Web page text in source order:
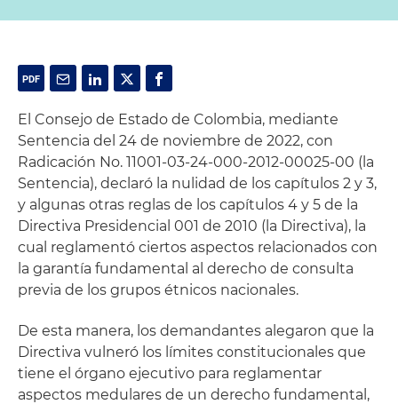
El Consejo de Estado de Colombia, mediante
Sentencia del 24 de noviembre de 2022, con
Radicación No. 11001-03-24-000-2012-00025-00 (la
Sentencia), declaró la nulidad de los capítulos 2 y 3,
y algunas otras reglas de los capítulos 4 y 5 de la
Directiva Presidencial 001 de 2010 (la Directiva), la
cual reglamentó ciertos aspectos relacionados con
la garantía fundamental al derecho de consulta
previa de los grupos étnicos nacionales.
De esta manera, los demandantes alegaron que la
Directiva vulneró los límites constitucionales que
tiene el órgano ejecutivo para reglamentar
aspectos medulares de un derecho fundamental,